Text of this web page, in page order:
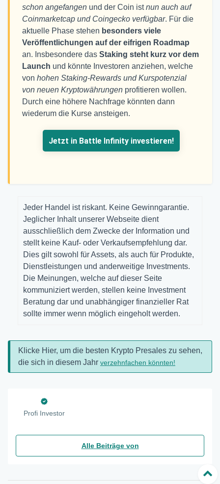
schon angefangen und der Coin istnun auch auf
Coinmarketcap und Coingecko verfügbar. Für die
aktuelle Phase stehen besonders viele
Veröffentlichungen auf der eifrigen Roadmap
an. Insbesondere das Staking steht kurz vor dem
Launch und könnte Investoren anziehen, welche
von hohen Staking-Rewards und Kurspotenzial
von neuen Kryptowährungen profitieren wollen.
Durch eine höhere Nachfrage könnten dann
wiederum die Kurse ansteigen.
Jetzt in Battle Infinity investieren!
Jeder Handel ist riskant. Keine Gewinngarantie.
Jeglicher Inhalt unserer Webseite dient
ausschließlich dem Zwecke der Information und
stellt keine Kauf- oder Verkaufsempfehlung dar.
Dies gilt sowohl für Assets, als auch für Produkte,
Dienstleistungen und anderweitige Investments.
Die Meinungen, welche auf dieser Seite
kommuniziert werden, stellen keine Investment
Beratung dar und unabhängiger finanzieller Rat
sollte immer wenn möglich eingeholt werden.
Klicke Hier, um die besten Krypto Presales zu sehen,
die sich in diesem Jahr verzehnfachen könnten!
Profi Investor
Alle Beiträge von